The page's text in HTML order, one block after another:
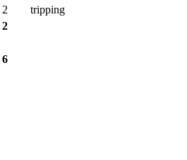
2
tripping
2
6